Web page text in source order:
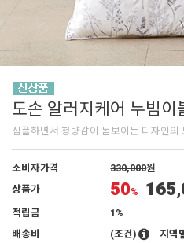
도손 알러지케어 누빔이
심플하면서 청량감이 돋보이는 디자인의
소비자가격 330,000원
상품가
50%
적립금
1%
배송비
(조건) 지역